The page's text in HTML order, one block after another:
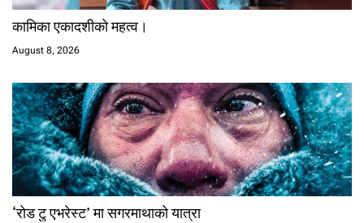
कामिका एकादशीको महत्व।
August 8, 2026
‘रोड टु एभरेस्ट’ मा सगरमाथाको यात्रा